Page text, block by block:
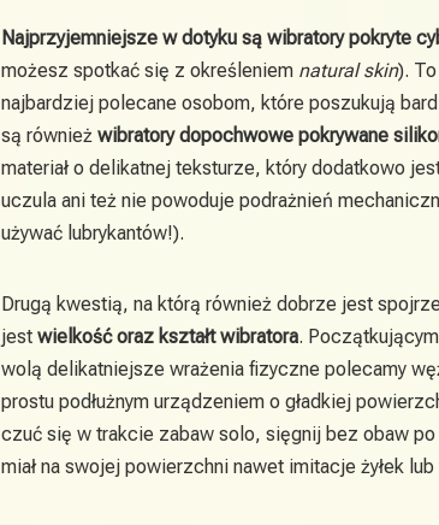
Najprzyjemniejsze w dotyku są wibratory pokryte
możesz spotkać się z określeniem natural skin).
najbardziej polecane osobom, które poszukują
są również wibratory dopochwowe pokrywane
materiał o delikatnej teksturze, który dodatkowo
uczula ani też nie powoduje podrażnień
używać lubrykantów!).
Drugą kwestią, na którą również dobrze jest
jest wielkość oraz kształt wibratora.
wolą delikatniejsze wrażenia fizyczne polecamy
prostu podłużnym urządzeniem o gładkiej
czuć się w trakcie zabaw solo, sięgnij bez obaw po
miał na swojej powierzchni nawet imitacje żyłek